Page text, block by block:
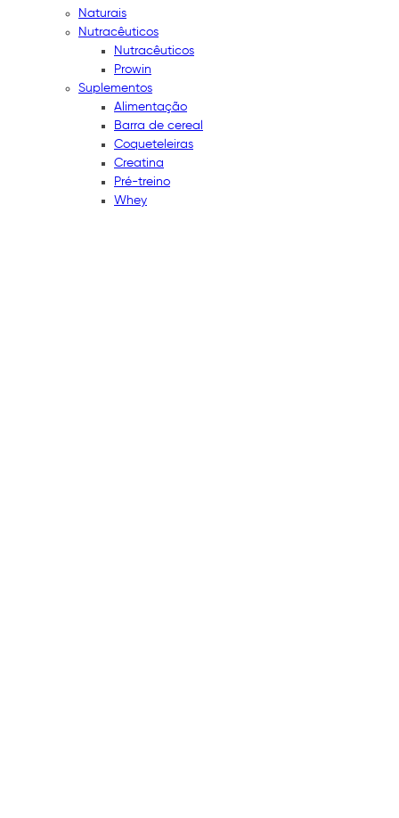
Naturais
Nutracêuticos
Nutracêuticos
Prowin
Suplementos
Alimentação
Barra de cereal
Coqueteleiras
Creatina
Pré-treino
Whey